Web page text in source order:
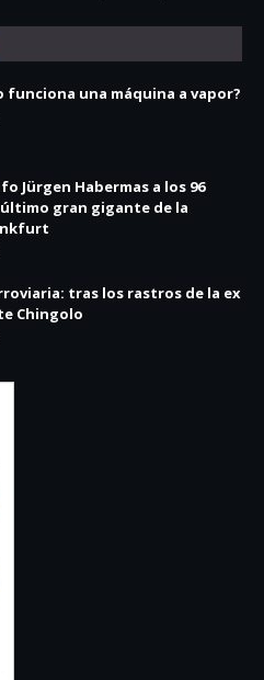
funciona una máquina a vapor?
Jürgen Habermas a los 96
gran gigante de la
tras los rastros de la ex
Chingolo